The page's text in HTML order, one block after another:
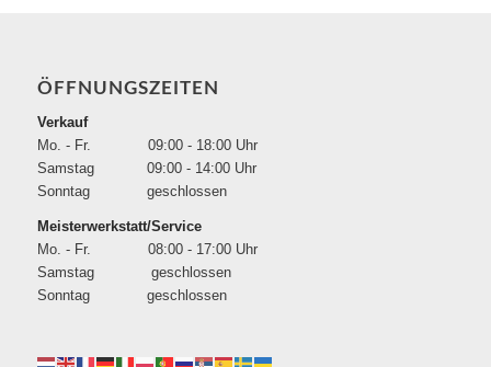
ÖFFNUNGSZEITEN
Verkauf
Mo. - Fr. 09:00 - 18:00 Uhr
Samstag 09:00 - 14:00 Uhr
Sonntag geschlossen
Meisterwerkstatt/Service
Mo. - Fr. 08:00 - 17:00 Uhr
Samstag geschlossen
Sonntag geschlossen